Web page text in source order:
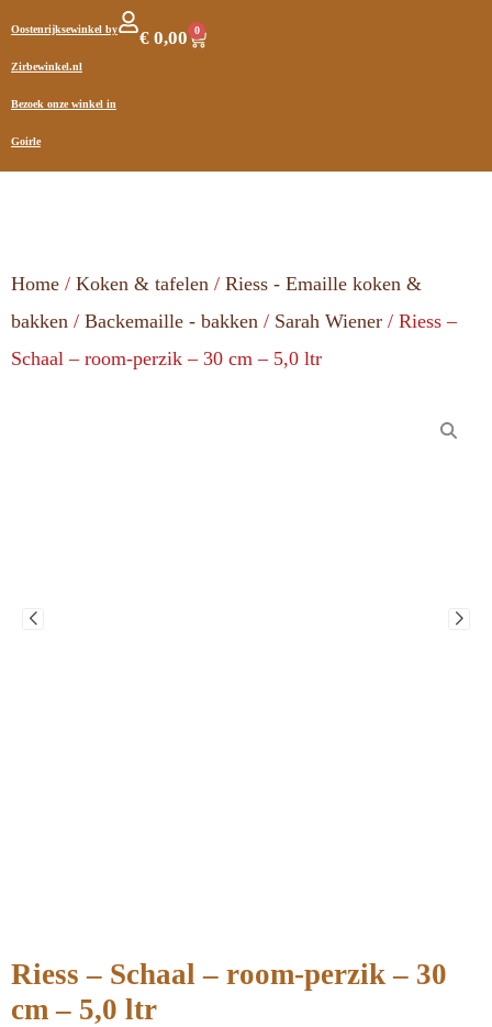
Oostenrijksewinkel by
Zirbewinkel.nl
Bezoek onze winkel in
Goirle
€ 0,00 0
Home / Koken & tafelen / Riess - Emaille koken &
bakken / Backemaille - bakken / Sarah Wiener / Riess –
Schaal – room-perzik – 30 cm – 5,0 ltr
Riess – Schaal – room-perzik – 30
cm – 5,0 ltr